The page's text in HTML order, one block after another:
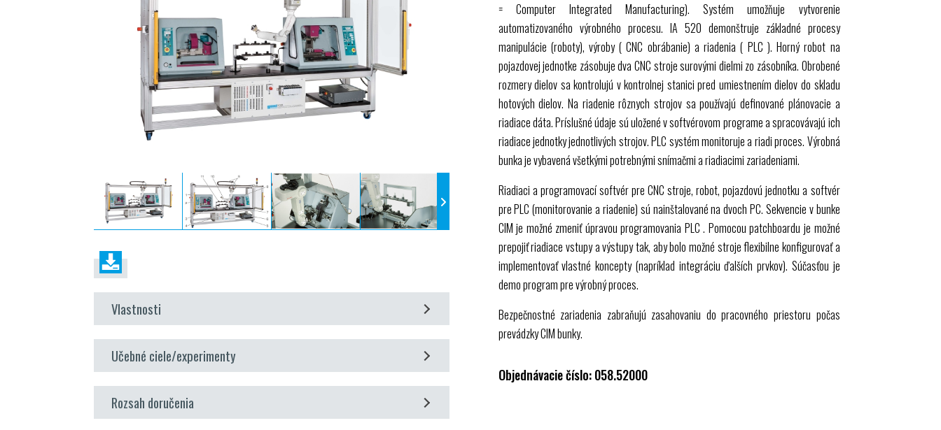
Vlastnosti
oboznámenie sa so sekvenciami zahrnutými v automatizovanom výrobnom
procese
PLCa softvér na riadenie procesov na monitorovanie sekvencií
5-osový servorobot ako horný systém
komunikácia medzi
Učebné ciele/experimenty
vytváranie údajov o diele
písanieCNCprogramu
programovanie priemyselného robota vrátane zaučovania
Rozsah doručenia
= Computer Integrated Manufacturing). Systém umožňuje vytvorenie
automatizovaného výrobného procesu. IA 520 demonštruje základné procesy
manipulácie (roboty), výroby (CNC obrábanie) a riadenia ( PLC ). Horný robot na
pojazdovej jednotke zásobuje dva CNC stroje surovými dielmi zo zásobníka. Obrobené
rozmery dielov sa kontrolujú v kontrolnej stanici pred umiestnením dielov do skladu
hotových dielov. Na riadenie rôznych strojov sa používajú definované plánovacie a
riadiace dáta. Príslušné údaje sú uložené v softvérovom programe a spracovávajú ich
riadiace jednotky jednotlivých strojov.PLC systém monitoruje a riadi proces. Výrobná
bunka je vybavená všetkými potrebnými snímačmi a riadiacimi zariadeniami.
Riadiaci a programovací softvér preCNC stroje, robot, pojazdovú jednotku a softvér
prePLC (monitorovanie a riadenie) sú nainštalované na dvoch PC. Sekvencie v bunke
CIM je možné zmeniť úpravou programovania PLC . Pomocou patchboardu je možné
prepojiť riadiace vstupy a výstupy tak, aby bolo možné stroje flexibilne konfigurovať a
implementovať vlastné koncepty (napríklad integráciu ďalších prvkov). Súčasťou je
demo program pre výrobný proces.
Bezpečnostné zariadenia zabraňujú zasahovaniu do pracovného priestoru počas
prevádzkyCIMbunky.
Objednávacie číslo: 058.52000